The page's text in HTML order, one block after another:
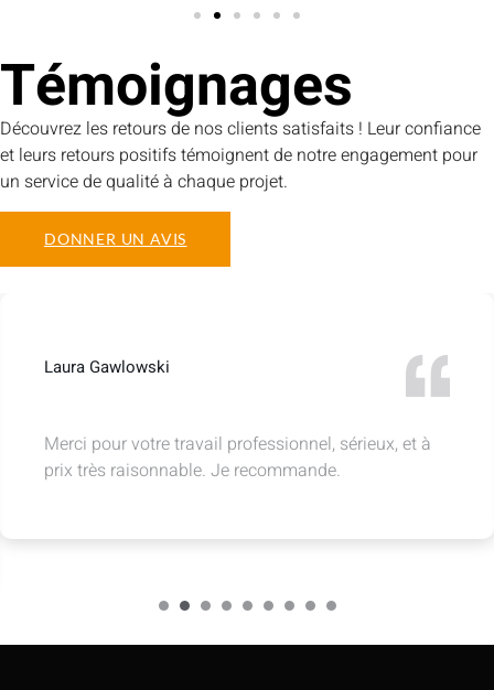
Témoignages
Découvrez les retours de nos clients satisfaits ! Leur confiance
et leurs retours positifs témoignent de notre engagement pour
un service de qualité à chaque projet.
DONNER UN AVIS
professionnel, sérieux, et à
Je recommande.
Manu Grd
Entreprise